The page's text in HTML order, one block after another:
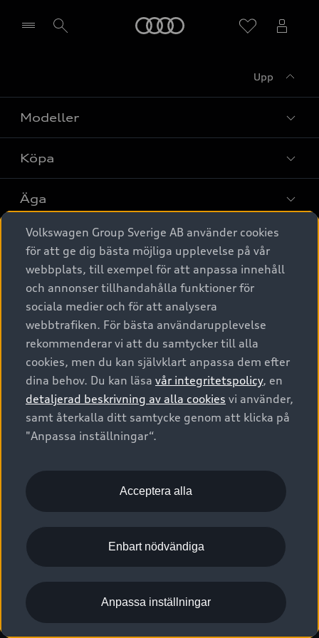
Upp
Modeller
Alla modeller
Elbilar
A6 modellerna
SUV
Avant
Audi Sport
Köpa
Privaterbjudanden
Privatleasing
Nya bilar i lager
Begagnade bilar i lager
Audi approved :plus - så gott som nya
Finansiering
Audi exclusive
Provkörning
Äga
Service & tillbehör
Audi digital services
Originaltillbehör - köp online
Garantier
Försäkring
Digitala manualer för din Audi
Audi Collection – livsstilsartiklar
Vanliga frågor
2G/3G nätet stängs ned - Hur påverkas min bil av detta?
Tjänstebil
Tjänstebil
Business lease online
Företagsleasing
Om Audi Sverige
Kontakta oss
Audi Återförsäljare/-serviceverkstad
myAudi
Pressmeddelanden
Nyhetsbrev
Vårt hållbarhetsarbete
Lediga tjänster huvudkontor
Lediga tjänster hos Audi Återförsäljare
Kommentar till mediauppgifter om dataläcka
© 2026 AUDI SVERIGE. All Rights Reserved.
Utgivare Juridiskt
Juridiskt Audi AG
Juridiskt Audi Digital Giveaway
Anpassa inställningar för cookies
Visselblåsarkanaler
Volkswagen Group Sverige AB använder cookies
för att ge dig bästa möjliga upplevelse på vår
webbplats, till exempel för att anpassa innehåll
och annonser tillhandahålla funktioner för
sociala medier och för att analysera
webbtrafiken. För bästa användarupplevelse
rekommenderar vi att du samtycker till alla
cookies, men du kan självklart anpassa dem efter
dina behov. Du kan läsa vår integritetspolicy, en
detaljerad beskrivning av alla cookies vi använder,
samt återkalla ditt samtycke genom att klicka på
"Anpassa inställningar“.
Acceptera alla
Enbart nödvändiga
Anpassa inställningar